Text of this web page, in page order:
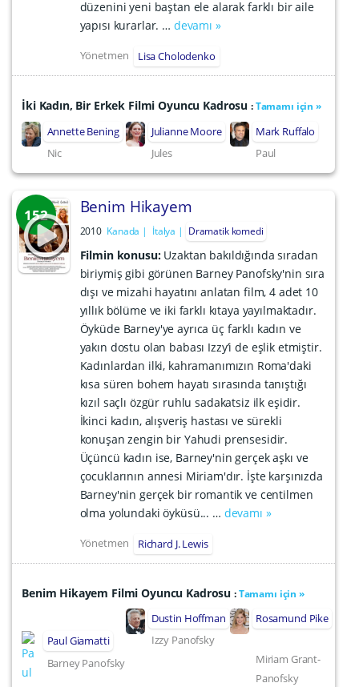
düzenini yeni baştan ele alarak farklı bir aile
yapısı kurarlar. … devamı »
Yönetmen Lisa Cholodenko
İki Kadın, Bir Erkek Filmi Oyuncu Kadrosu:Tamamı için »
Annette Bening
Nic
Julianne Moore
Jules
Mark Ruffalo
Paul
152 Benim Hikayem
2010 Kanada İtalya Dramatik komedi
Filmin konusu: Uzaktan bakıldığında sıradan
biriymiş gibi görünen Barney Panofsky'nin sıra
dışı ve mizahi hayatını anlatan film, 4 adet 10
yıllık bölüme ve iki farklı kıtaya yayılmaktadır.
Öyküde Barney'ye ayrıca üç farklı kadın ve
yakın dostu olan babası Izzy’i de eşlik etmiştir.
Kadınlardan ilki, kahramanımızın Roma'daki
kısa süren bohem hayatı sırasında tanıştığı
kızıl saçlı özgür ruhlu sadakatsiz ilk eşidir.
İkinci kadın, alışveriş hastası ve sürekli
konuşan zengin bir Yahudi prensesidir.
Üçüncü kadın ise, Barney'nin gerçek aşkı ve
çocuklarının annesi Miriam'dır. İşte karşınızda
Barney'nin gerçek bir romantik ve centilmen
olma yolundaki öyküsü... … devamı »
Yönetmen Richard J. Lewis
Benim Hikayem Filmi Oyuncu Kadrosu:Tamamı için »
Paul Giamatti
Barney Panofsky
Dustin Hoffman
Izzy Panofsky
Rosamund Pike
Miriam Grant-
Panofsky